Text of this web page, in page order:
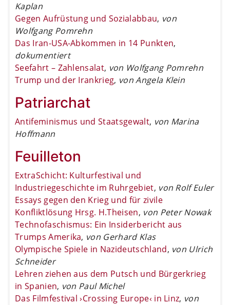
Kaplan
Gegen Aufrüstung und Sozialabbau, von
Wolfgang Pomrehn
Das Iran-USA-Abkommen in 14 Punkten,
dokumentiert
Seefahrt – Zahlensalat, von Wolfgang Pomrehn
Trump und der Irankrieg, von Angela Klein
Patriarchat
Antifeminismus und Staatsgewalt, von Marina
Hoffmann
Feuilleton
ExtraSchicht: Kulturfestival und
Industriegeschichte im Ruhrgebiet, von Rolf Euler
Essays gegen den Krieg und für zivile
Konfliktlösung Hrsg. H.Theisen, von Peter Nowak
Technofaschismus: Ein Insiderbericht aus
Trumps Amerika, von Gerhard Klas
Olympische Spiele in Nazideutschland, von Ulrich
Schneider
Lehren ziehen aus dem Putsch und Bürgerkrieg
in Spanien, von Paul Michel
Das Filmfestival ›Crossing Europe‹ in Linz, von